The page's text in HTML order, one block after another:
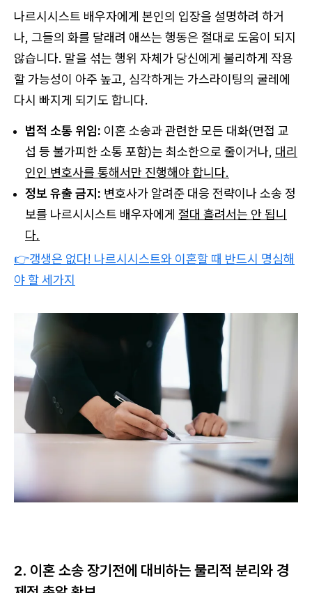
나르시시스트 배우자에게 본인의 입장을 설명하려 하거
나, 그들의 화를 달래려 애쓰는 행동은 절대로 도움이 되지
않습니다. 말을 섞는 행위 자체가 당신에게 불리하게 작용
할 가능성이 아주 높고, 심각하게는 가스라이팅의 굴레에
다시 빠지게 되기도 합니다.
법적 소통 위임: 이혼 소송과 관련한 모든 대화(면접 교
섭 등 불가피한 소통 포함)는 최소한으로 줄이거나, 대리
인인 변호사를 통해서만 진행해야 합니다.
정보 유출 금지: 변호사가 알려준 대응 전략이나 소송 정
보를 나르시시스트 배우자에게 절대 흘려서는 안 됩니
다.
👉갱생은 없다! 나르시시스트와 이혼할 때 반드시 명심해
야 할 세가지
2. 이혼 소송 장기전에 대비하는 물리적 분리와 경